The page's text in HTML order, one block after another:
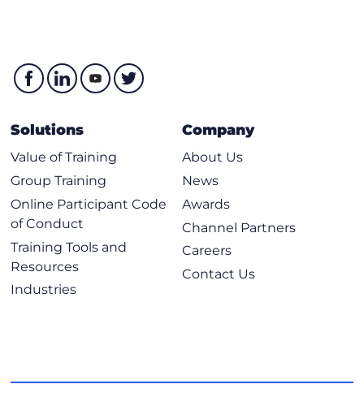
Solutions
Value of Training
Group Training
Online Participant Code
of Conduct
Training Tools and
Resources
Industries
Company
About Us
News
Awards
Channel Partners
Careers
Contact Us